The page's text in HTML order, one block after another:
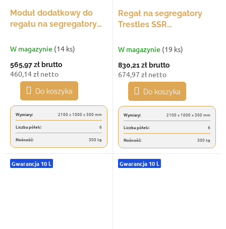
Moduł dodatkowy do
regału na segregatory
2100x1000x300, udźwig
jasnoszary
W magazynie (14 ks)
565,97 zł brutto
460,14 zł netto
Do koszyka
Wymiary:
2100 x 1000 x 300 mm
Liczba półek:
6
Nośność:
300 kg
Regał na segregatory
Trestles SSR
300 kg, 6 półek, czarny
W magazynie (19 ks)
830,21 złbrutto
674,97 zł netto
Do koszyka
Wymiary:
2100 x 1000 x 300 mm
Liczba półek:
6
Nośność:
300 kg
Gwarancja 10 l. Gwarancja 10 l.